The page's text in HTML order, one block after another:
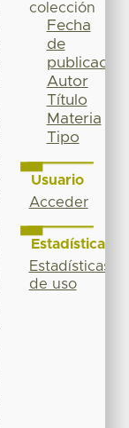
colección
Fecha
de
publicación
Autor
Título
Materia
Tipo
Usuario
Acceder
Estadísticas
Estadísticas
de uso